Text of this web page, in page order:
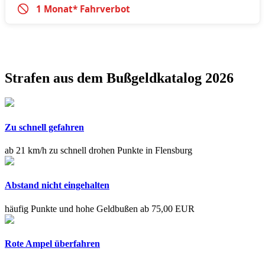
1 Monat* Fahrverbot
Strafen aus dem Bußgeldkatalog 2026
Zu schnell gefahren
ab 21 km/h zu schnell drohen Punkte in Flensburg
Abstand nicht eingehalten
häufig Punkte und hohe Geldbußen ab 75,00 EUR
Rote Ampel überfahren